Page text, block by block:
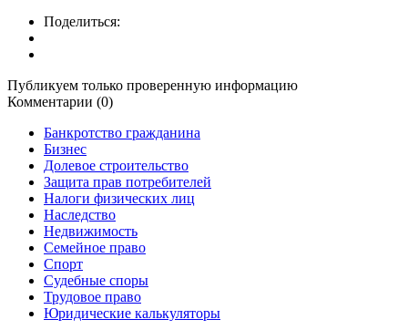
Поделиться:
Публикуем только проверенную информацию
Комментарии (0)
Банкротство гражданина
Бизнес
Долевое строительство
Защита прав потребителей
Налоги физических лиц
Наследство
Недвижимость
Семейное право
Спорт
Судебные споры
Трудовое право
Юридические калькуляторы